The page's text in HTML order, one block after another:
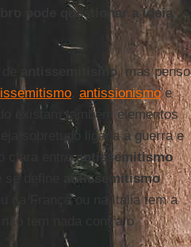
pode questionar a ideia
antissemitismo, mas penso
, antissionismoe
existam também elementos
sobretudo ligada à guerra e
clara entreantissemitismo
define
antissemitismo
na França ou na Itália tem a
não tem nada contra o